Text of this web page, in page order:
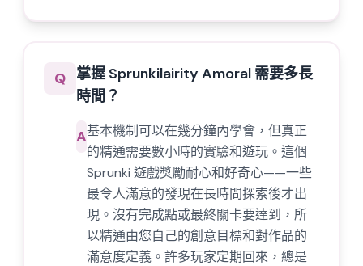
Q 掌握 Sprunkilairity Amoral 需要多長
時間？
A基本機制可以在幾分鐘內學會，但真正
的精通需要數小時的實驗和遊玩。這個
Sprunki 遊戲獎勵耐心和好奇心——一些
最令人滿意的發現在長時間探索後才出
現。沒有完成點或最終關卡要達到，所
以精通由您自己的創意目標和對作品的
滿意度定義。許多玩家定期回來，總是